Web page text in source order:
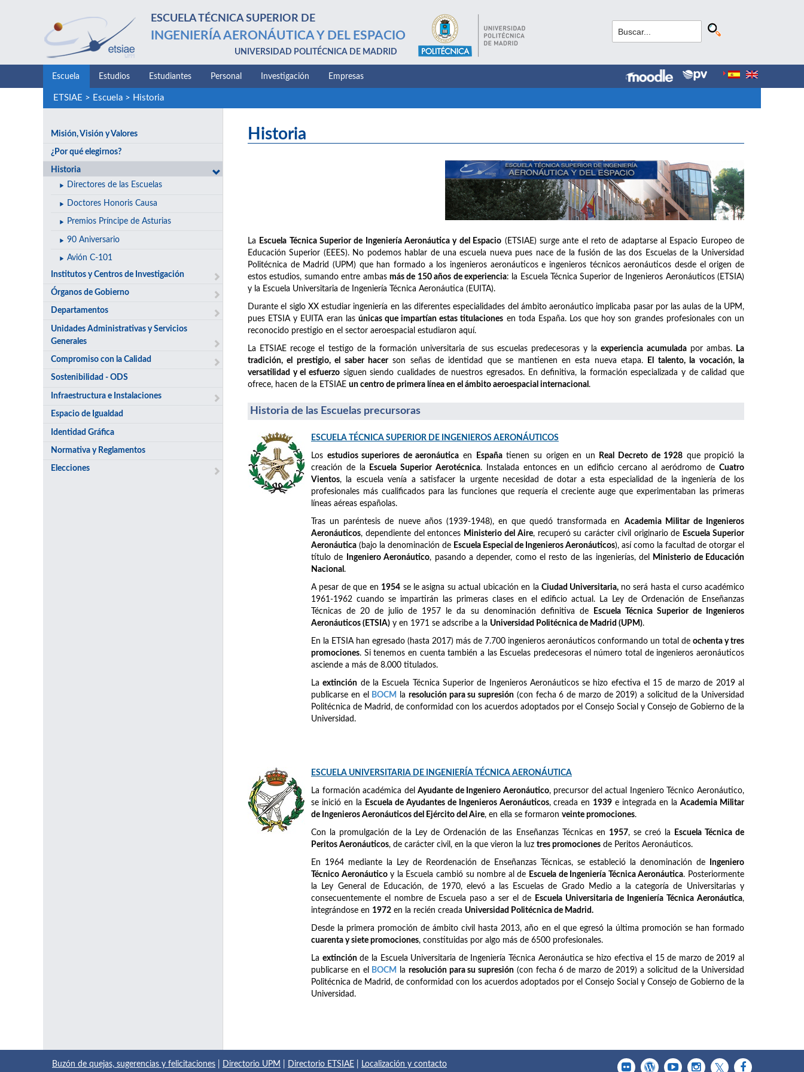
ESCUELA TÉCNICA SUPERIOR DE
INGENIERÍA AERONÁUTICA Y DEL ESPACIO
UNIVERSIDAD POLITÉCNICA DE MADRID
Escuela Estudios Estudiantes Personal Investigación Empresas
ETSIAE > Escuela> Historia
Misión, Visión y Valores
¿Por qué elegirnos?
Historia
Directores de las Escuelas
Doctores Honoris Causa
Premios Príncipe de Asturias
90 Aniversario
Avión C-101
Institutos y Centros de Investigación
Órganos de Gobierno
Departamentos
Unidades Administrativas y Servicios
Generales
Compromiso con la Calidad
Sostenibilidad - ODS
Infraestructura e Instalaciones
Espacio de Igualdad
Identidad Gráfica
Normativa y Reglamentos
Elecciones
Historia
La Escuela Técnica Superior de Ingeniería Aeronáutica y del Espacio (ETSIAE) surge ante el reto de adaptarse al Espacio Europeo de
Educación Superior (EEES). No podemos hablar de una escuela nueva pues nace de la fusión de las dos Escuelas de la Universidad
Politécnica de Madrid (UPM) que han formado a los ingenieros aeronáuticos e ingenieros técnicos aeronáuticos desde el origen de
estos estudios, sumando entre ambas más de 150 años de experiencia: la Escuela Técnica Superior de Ingenieros Aeronáuticos (ETSIA)
y la Escuela Universitaria de Ingeniería Técnica Aeronáutica (EUITA).
Durante el siglo XX estudiar ingeniería en las diferentes especialidades del ámbito aeronáutico implicaba pasar por las aulas de la UPM,
pues ETSIA y EUITA eran las únicas que impartían estas titulaciones en toda España. Los que hoy son grandes profesionales con un
reconocido prestigio en el sector aeroespacial estudiaron aquí.
La ETSIAE recoge el testigo de la formación universitaria de sus escuelas predecesoras y laexperiencia acumuladapor ambas.
La
tradición, el prestigio, el saber hacerson señas de identidad que se mantienen en esta nueva etapa.
El talento, la vocación, la
versatilidad y el esfuerzo siguen siendo cualidades de nuestros egresados. En definitiva, la formación especializada y de calidad que
ofrece, hacen de la ETSIAE un centro de primera línea en el ámbito aeroespacial internacional .
Historia de las Escuelas precursoras
ESCUELA TÉCNICA SUPERIOR DE INGENIEROS AERONÁUTICOS
Los estudios superiores de aeronáutica en Españatienen su origen en un Real Decreto de 1928 que propició la
creación de la
Escuela Superior Aerotécnica. Instalada entonces en un edificio cercano al aeródromo deCuatro
Vientos, la escuela venía a satisfacer la urgente necesidad de dotar a esta especialidad de la ingeniería de los
profesionales más cualificados para las funciones que requería el creciente auge que experimentaban las primeras
líneas aéreas españolas.
Tras un paréntesis de nueve años (1939-1948), en que quedó transformada en Academia Militar de Ingenieros
Aeronáuticos, dependiente del entonces Ministerio del Aire, recuperó su carácter civil originario de Escuela Superior
Aeronáutica (bajo la denominación de Escuela Especial de Ingenieros Aeronáuticos), así como la facultad de otorgar el
título de
Ingeniero Aeronáutico, pasando a depender, como el resto de las ingenierías, del
Ministerio de Educación
Nacional .
A pesar de que en 1954 se le asigna su actual ubicación en laCiudad Universitaria, no será hasta el curso académico
1961-1962 cuando se impartirán las primeras clases en el edificio actual. La Ley de Ordenación de Enseñanzas
Técnicas de 20 de julio de 1957 le da su denominación definitiva de
Escuela Técnica Superior de Ingenieros
Aeronáuticos (ETSIA) y en 1971 se adscribe a la Universidad Politécnica de Madrid (UPM).
En la ETSIA han egresado (hasta 2017) más de 7.700 ingenieros aeronáuticos conformando un total de ochenta y tres
promociones. Si tenemos en cuenta también a las Escuelas predecesoras el número total de ingenieros aeronáuticos
asciende a más de 8.000 titulados.
Laextinción de la Escuela Técnica Superior de Ingenieros Aeronáuticos se hizo efectiva el 15 de marzo de 2019 al
publicarse en el
BOCM la resolución para su supresión (con fecha 6 de marzo de 2019) a solicitud de la Universidad
Politécnica de Madrid, de conformidad con los acuerdos adoptados por el Consejo Social y Consejo de Gobierno de la
Universidad.
ESCUELA UNIVERSITARIA DE INGENIERÍA TÉCNICA AERONÁUTICA
La formación académica delAyudante de Ingeniero Aeronáutico, precursor del actual Ingeniero Técnico Aeronáutico,
se inició en la
Escuela de Ayudantes de Ingenieros Aeronáuticos, creada en 1939 e integrada en laAcademia Militar
de Ingenieros Aeronáuticos del Ejército del Aire, en ella se formaron veinte promociones.
Con la promulgación de la Ley de Ordenación de las Enseñanzas Técnicas en 1957, se creó la
Escuela Técnica de
Peritos Aeronáuticos, de carácter civil, en la que vieron la luz tres promociones de Peritos Aeronáuticos.
En 1964 mediante la Ley de Reordenación de Enseñanzas Técnicas, se estableció la denominación de
Ingeniero
Técnico Aeronáuticoy la Escuela cambió su nombre al de Escuela de Ingeniería Técnica Aeronáutica. Posteriormente
la Ley General de Educación, de 1970, elevó a las Escuelas de Grado Medio a la categoría de Universitarias y
consecuentemente el nombre de Escuela paso a ser el de
Escuela Universitaria de Ingeniería Técnica Aeronáutica,
integrándose en 1972 en la recién creada Universidad Politécnica de Madrid.
Desde la primera promoción de ámbito civil hasta 2013, año en el que egresó la última promoción se han formado
cuarenta y siete promociones, constituidas por algo más de 6500 profesionales.
La extinciónde la Escuela Universitaria de Ingeniería Técnica Aeronáutica se hizo efectiva el 15 de marzo de 2019 al
publicarse en el
BOCM la resolución para su supresión (con fecha 6 de marzo de 2019) a solicitud de la Universidad
Politécnica de Madrid, de conformidad con los acuerdos adoptados por el Consejo Social y Consejo de Gobierno de la
Universidad.
Buzón de quejas, sugerencias y felicitaciones Directorio UPM Directorio ETSIAE Localización y contacto